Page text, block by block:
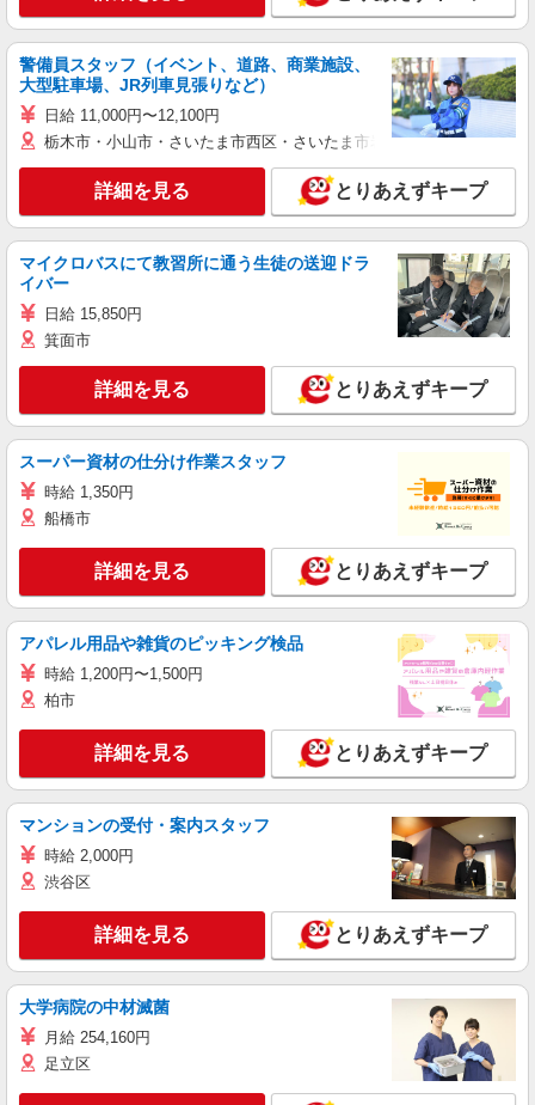
警備員スタッフ（イベント、道路、商業施設、
大型駐車場、JR列車見張りなど）
日給 11,000円〜12,100円
栃木市・小山市・さいたま市西区・さいたま市岩槻区・久喜市・蓮田
詳細を見る とりあえずキープ
マイクロバスにて教習所に通う生徒の送迎ドラ
イバー
日給 15,850円
箕面市
詳細を見る とりあえずキープ
スーパー資材の仕分け作業スタッフ
時給 1,350円
船橋市
詳細を見る とりあえずキープ
アパレル用品や雑貨のピッキング検品
時給 1,200円〜1,500円
柏市
詳細を見る とりあえずキープ
マンションの受付・案内スタッフ
時給 2,000円
渋谷区
詳細を見る とりあえずキープ
大学病院の中材滅菌
月給 254,160円
足立区